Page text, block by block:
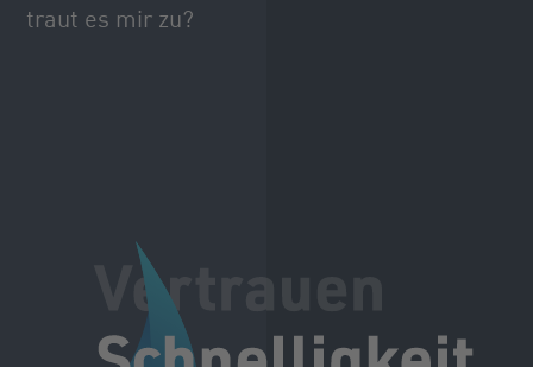
traut es mir zu?